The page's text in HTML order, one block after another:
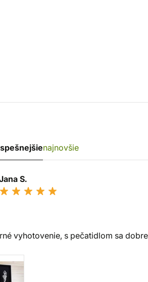
najnovšie
S.
vyhotovenie, s pečatidlom sa